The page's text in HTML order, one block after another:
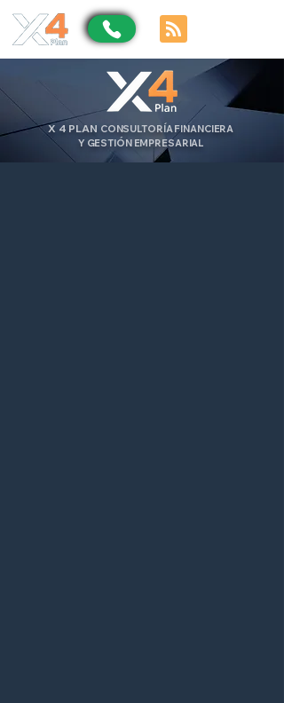
X 4 PLAN CONSULTORÍA FINANCIERA
Y GESTIÓN EMPRESARIAL